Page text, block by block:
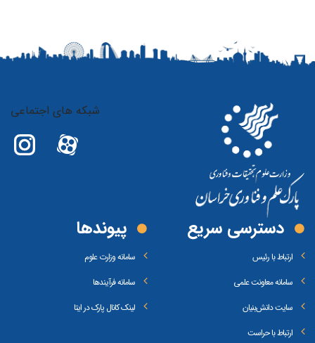
شبکه های اجتماعی
دسترسی سریع
ارتباط با رئیس
سامانه معاونت علمی
سایت دانش‌بنیان
ارتباط با حراست
پیوند‌ها
سامانه وزارت علوم
سامانه فرآیندها
لینک کانال پارک در ایتا